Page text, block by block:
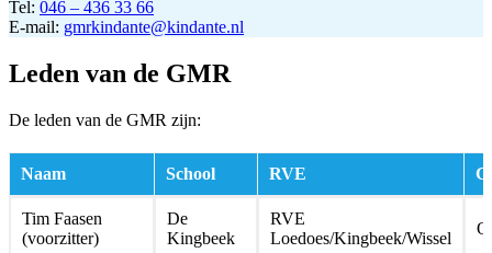
Tel: 046 – 436 33 66
E-mail: gmrkindante@kindante.nl
Leden van de GMR
De leden van de GMR zijn:
Naam School RVE
Tim Faasen
(voorzitter)
De
Kingbeek
RVE
Loedoes/Kingbeek/Wissel